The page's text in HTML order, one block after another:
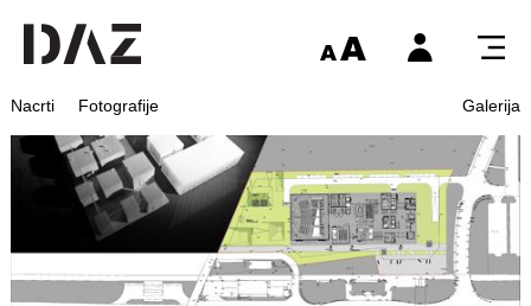
Nacrti Fotografije Galerija